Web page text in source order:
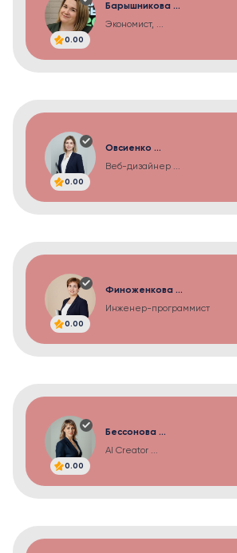
0.00
Барышникова ...
Экономист, ...
0.00
Овсиенко ...
Веб-дизайнер ...
0.00
Финоженкова ...
Инженер-программист
0.00
Бессонова ...
AI Creator ...